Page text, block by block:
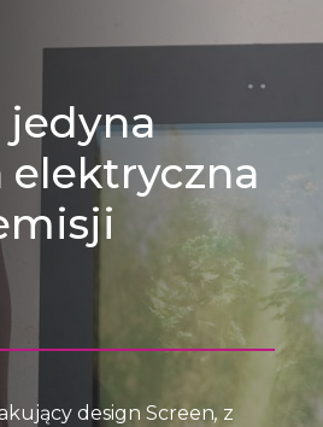
jedyna
elektryczna
design Screen, z